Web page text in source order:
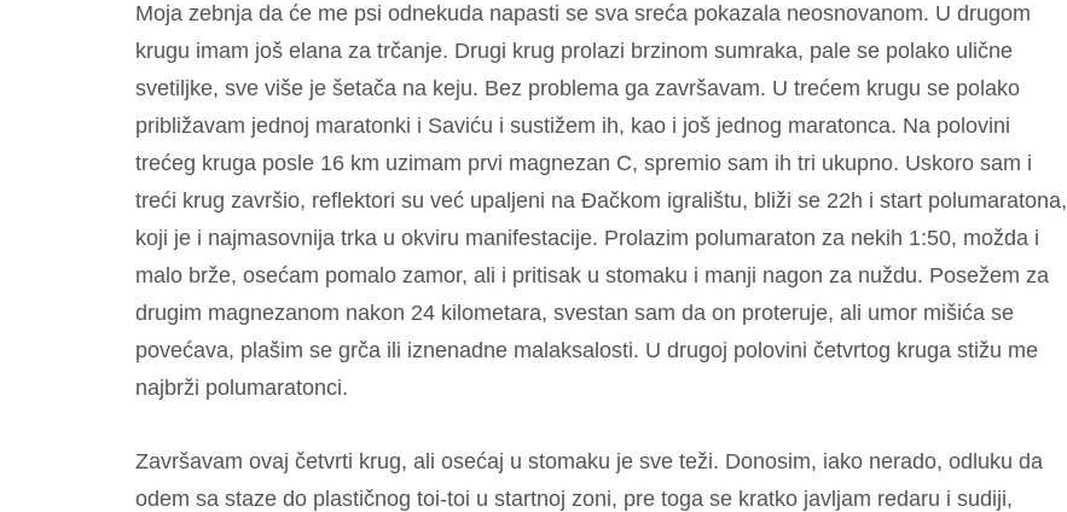
Moja zebnja da će me psi odnekuda napasti se sva sreća pokazala neosnovanom. U drugom
krugu imam još elana za trčanje. Drugi krug prolazi brzinom sumraka, pale se polako ulične
svetiljke, sve više je šetača na keju. Bez problema ga završavam. U trećem krugu se polako
približavam jednoj maratonki i Saviću i sustižem ih, kao i još jednog maratonca. Na polovini
trećeg kruga posle 16 km uzimam prvi magnezan C, spremio sam ih tri ukupno. Uskoro sam i
treći krug završio, reflektori su već upaljeni na Đačkom igralištu, bliži se 22h i start polumaratona,
koji je i najmasovnija trka u okviru manifestacije. Prolazim polumaraton za nekih 1:50, možda i
malo brže, osećam pomalo zamor, ali i pritisak u stomaku i manji nagon za nuždu. Posežem za
drugim magnezanom nakon 24 kilometara, svestan sam da on proteruje, ali umor mišića se
povećava, plašim se grča ili iznenadne malaksalosti. U drugoj polovini četvrtog kruga stižu me
najbrži polumaratonci.
Završavam ovaj četvrti krug, ali osećaj u stomaku je sve teži. Donosim, iako nerado, odluku da
odem sa staze do plastičnog toi-toi u startnoj zoni, pre toga se kratko javljam redaru i sudiji,